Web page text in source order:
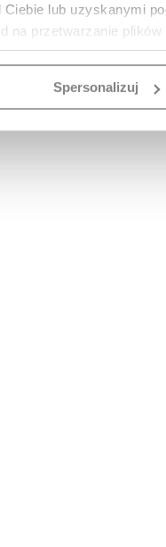
lub uzyskanymi
na przetwarzanie
Spersonalizuj